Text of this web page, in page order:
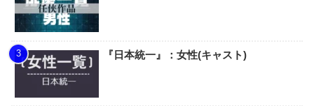
『日本統一』：女性(キャスト)